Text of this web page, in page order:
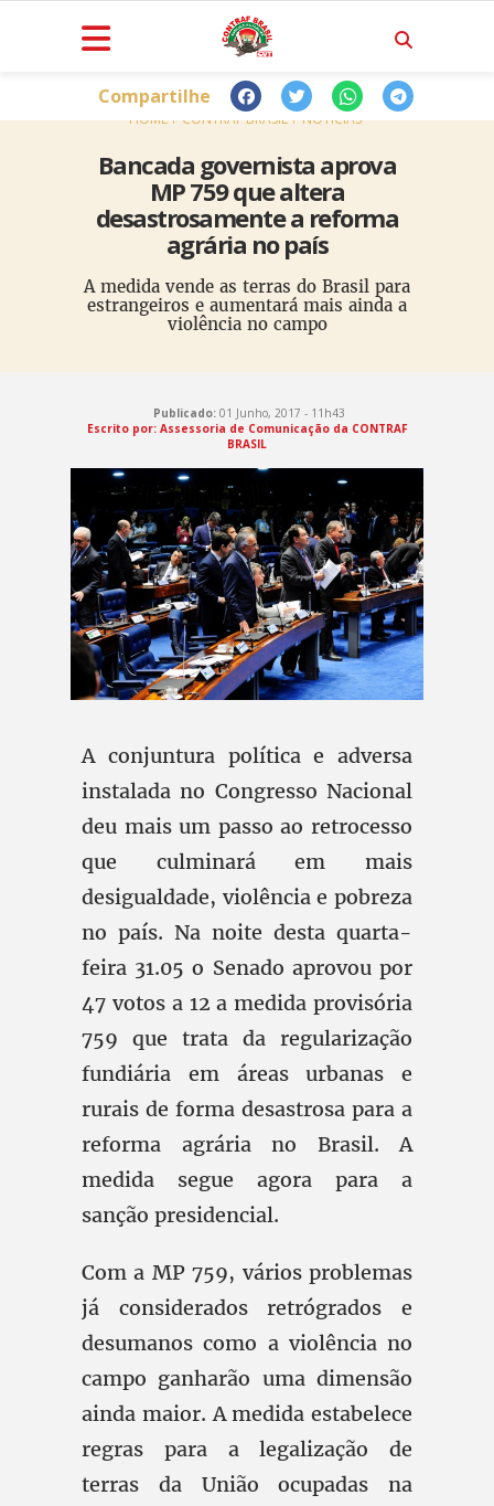
HOME CONTRAF BRASIL NOTÍCIAS
Bancada governista aprova
MP 759 que altera
desastrosamente a reforma
agrária no país
A medida vende as terras do Brasil para
estrangeiros e aumentará mais ainda a
violência no campo
Compartilhe
Publicado:01 Junho, 2017 - 11h43
Escrito por: Assessoria de Comunicação da CONTRAF
BRASIL
A conjuntura política e adversa
instalada no Congresso Nacional
deu mais um passo ao retrocesso
que culminará em mais
desigualdade, violência e pobreza
no país. Na noite desta quarta-
feira 31.05 o Senado aprovou por
47 votos a 12 a medida provisória
759 que trata da regularização
fundiária em áreas urbanas e
rurais de forma desastrosa para a
reforma agrária no Brasil. A
medida segue agora para a
sanção presidencial.
Com a MP 759, vários problemas
já considerados retrógrados e
desumanos como a violência no
campo ganharão uma dimensão
ainda maior. A medida estabelece
regras para a legalização de
terras da União ocupadas na